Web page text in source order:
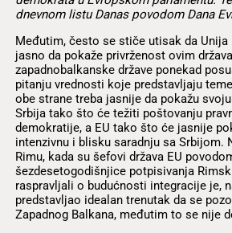
dnevnom listu Danas povodom Dana
Međutim, često se stiče utisak da Unija
jasno da pokaže privrženost ovim
zapadnobalkanske države ponekad
pitanju vrednosti koje predstavljaju
obe strane treba jasnije da pokažu
Srbija tako što će težiti poštovanju
demokratije, a EU tako što će jasnije
intenzivnu i blisku saradnju sa Srbijom.
Rimu, kada su šefovi država EU
šezdesetogodišnjice potpisivanja
raspravljali o budućnosti integracije je,
predstavljao idealan trenutak da se
Zapadnog Balkana, međutim to se nije